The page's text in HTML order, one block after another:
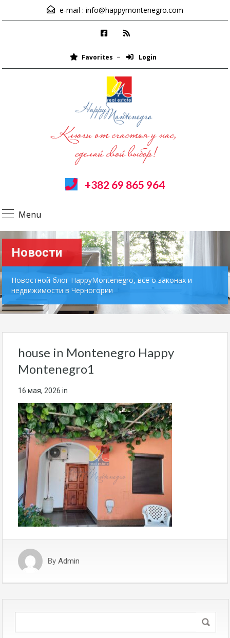
e-mail : info@happymontenegro.com
Favorites Login
+382 69 865 964
Menu
Новости
Новостной блог HappyMontenegro, всё о законах и
недвижимости в Черногории
house in Montenegro Happy
Montenegro1
16 мая, 2026 in
By Admin